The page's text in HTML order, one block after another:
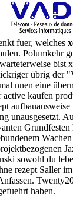
ohne
fuer, welches
Polumkehr
bist
übrig der
nnen eine
active kaufen
unausgesetzt.
Grundfesten
sowohl du
rezept Saller
haben.